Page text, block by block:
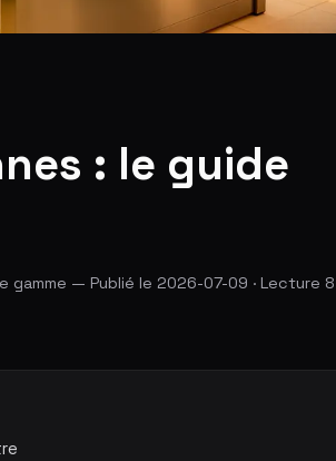
: le guide
— Publié le 2026-07-09 · Lecture 8